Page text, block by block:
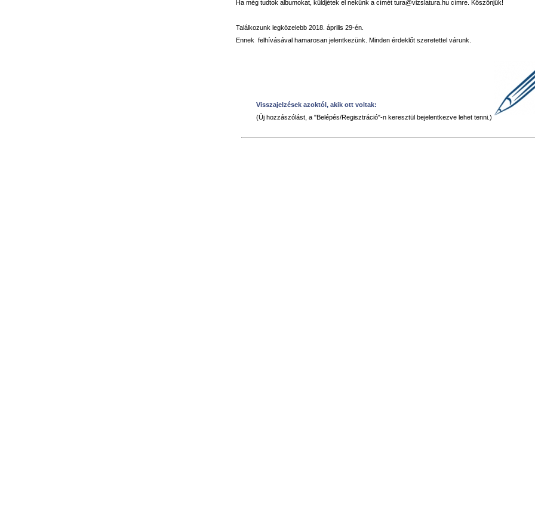
Ha még tudtok albumokat, küldjétek el nekünk a címét tura@vizslatura.hu címre. Köszönjük!
Találkozunk legközelebb 2018. április 29-én.
Ennek felhívásával hamarosan jelentkezünk. Minden érdeklőt szeretettel várunk.
Visszajelzések azoktól, akik ott voltak:
(Új hozzászólást, a "Belépés/Regisztráció"-n keresztül bejelentkezve lehet tenni.)